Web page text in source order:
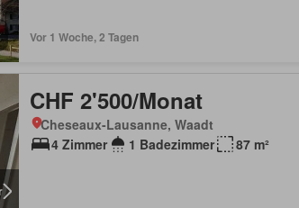
Vor 1 Woche, 2 Tagen
CHF 2'500/Monat
Cheseaux-Lausanne, Waadt
4 Zimmer
1 Badezimmer 87 m²